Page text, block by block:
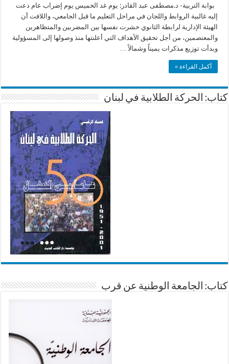
بوابة التربية- د.مصطفى عبد القادر: يوم غد الخميس يوم إضراب عام دعت
إليه غالبية الروابط واللجان في مراحل التعليم ما قبل الجامعي، واللافت أن
الهيئة الإدارية لرابطة الثانوي حشرت نفسها بين المضربين والمتظاهرين
والمعتصمين، من أجل تحقيق الأهداف التي أعلنتها منذ وصولها إلى المسؤولية
وبدأت توزيع مذكرات يميناً وشمالاً …
أكمل القراءة »
كتاب: الحركة الطلابية في لبنان
كتاب: الجامعة الوطنية عن قرب